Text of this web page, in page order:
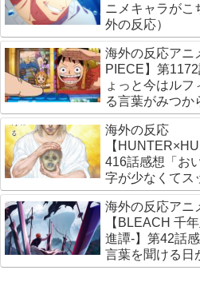
ニメキャラがこ
外の反応）
海外の反応アニ
PIECE】第
ょっと今はルフ
る言葉がみつか
い･･･」
海外の反応
【
416話感想「お
字が少なくてス
るぞ！！」
海外の反応アニ
【BLEACH 千
進譚-】第42話
言葉を聞ける日
は･･･夢みたい